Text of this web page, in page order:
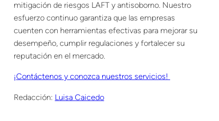
mitigación de riesgos LAFT y antisoborno. Nuestro
esfuerzo continuo garantiza que las empresas
cuenten con herramientas efectivas para mejorar su
desempeño, cumplir regulaciones y fortalecer su
reputación en el mercado.
¡Contáctenos y conozca nuestros servicios!
Redacción: Luisa Caicedo